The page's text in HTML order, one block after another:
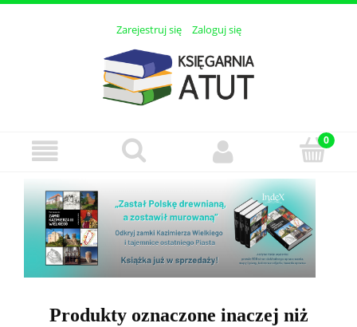
Zarejestruj się Zaloguj się
Produkty oznaczone inaczej niż